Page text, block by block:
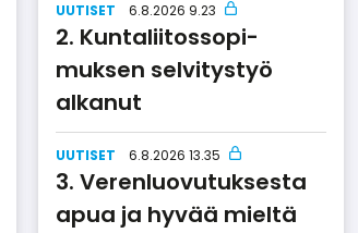
UUTISET 6.8.2026 9.23
Kuntalii­tos­so­pi­
muksen selvitystyö
alkanut
UUTISET 6.8.2026 13.35
Verenluo­vu­tuksesta
apua ja hyvää mieltä